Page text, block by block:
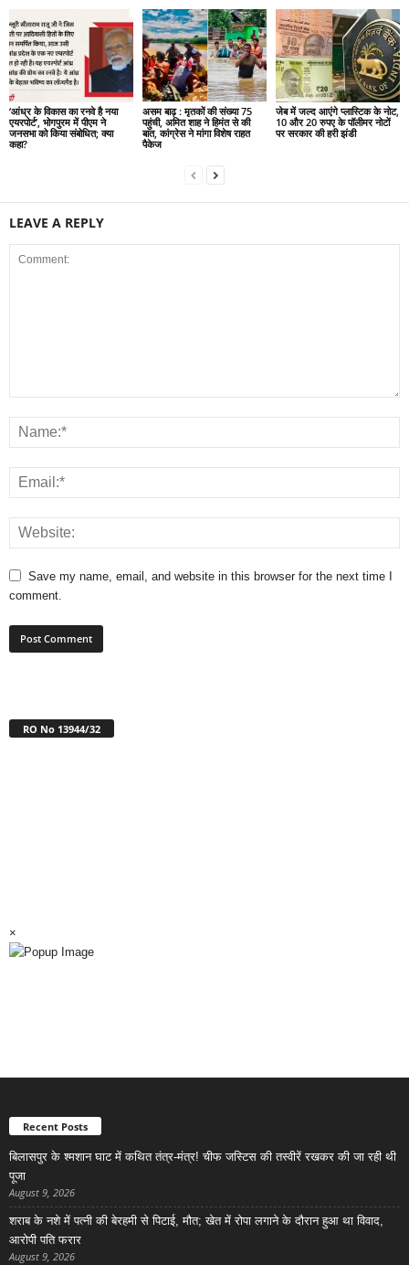
‘आंध्र के विकास का रनवे है नया
एयरपोर्ट’, भोगपुरम में पीएम ने
जनसभा को किया संबोधित; क्या
कहा?
असम बाढ़ : मृतकों की संख्या 75
पहुंची, अमित शाह ने हिमंत से की
बात, कांग्रेस ने मांगा विशेष राहत
पैकेज
जेब में जल्द आएंगे प्लास्टिक के नोट,
10 और 20 रुपए के पॉलीमर नोटों
पर सरकार की हरी झंडी
LEAVE A REPLY
Save my name, email, and website in this browser for the next time I
comment.
RO No 13944/32
×
Recent Posts
बिलासपुर के श्मशान घाट में कथित तंत्र-मंत्र! चीफ जस्टिस की तस्वीरें रखकर की जा रही थी
पूजा
August 9, 2026
शराब के नशे में पत्नी की बेरहमी से पिटाई, मौत; खेत में रोपा लगाने के दौरान हुआ था विवाद,
आरोपी पति फरार
August 9, 2026